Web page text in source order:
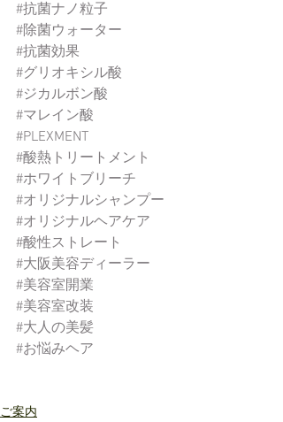
#抗菌ナノ粒子
#除菌ウォーター
#抗菌効果
#グリオキシル酸
#ジカルボン酸
#マレイン酸
#PLEXMENT
#酸熱トリートメント
#ホワイトブリーチ
#オリジナルシャンプー
#オリジナルヘアケア
#酸性ストレート
#大阪美容ディーラー
#美容室開業
#美容室改装
#大人の美髪
#お悩みヘア
ご案内